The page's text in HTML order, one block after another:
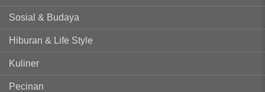
Sosial & Budaya
Hiburan & Life Style
Kuliner
Pecinan